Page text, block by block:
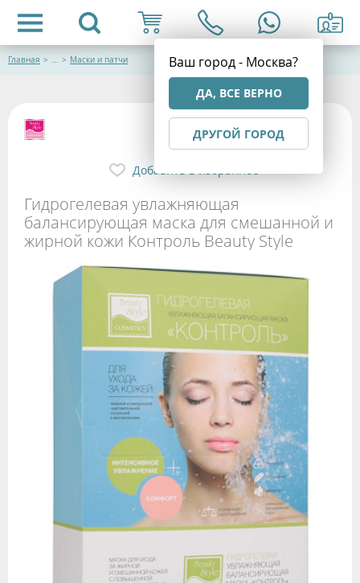
Ваш город - Москва?
ДА, ВСЕ ВЕРНО
ДРУГОЙ ГОРОД
Главная > ... > Маски и патчи
Гидрогелевая увлажняющая
балансирующая маска для смешанной и
жирной кожи Контроль Beauty Style
Добавить в избранное